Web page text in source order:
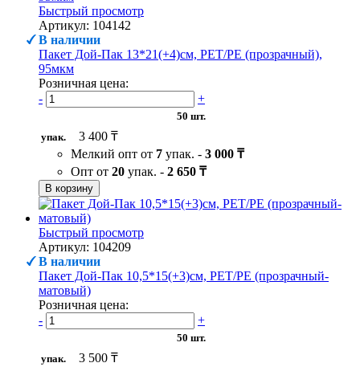
Быстрый просмотр
Артикул: 104142
В наличии
Пакет Дой-Пак 13*21(+4)см, PET/PE (прозрачный),
95мкм
Розничная цена:
-
+
50 шт.
упак.
3 400 ₸
Мелкий опт от 7 упак. - 3 000 ₸
Опт от 20 упак. - 2 650 ₸
В корзину
Быстрый просмотр
Артикул: 104209
В наличии
Пакет Дой-Пак 10,5*15(+3)см, PET/PE (прозрачный-
матовый)
Розничная цена:
-
+
50 шт.
упак.
3 500 ₸